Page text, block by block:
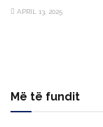
APRIL 13, 2025
Më të fundit